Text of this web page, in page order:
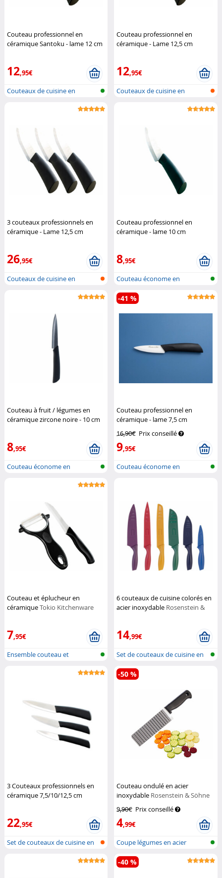
Couteau professionnel en
céramique Santoku - lame 12 cm
12,95€
Couteaux de cuisine en
Couteau professionnel en
céramique - Lame 12,5 cm
12,95€
Couteaux de cuisine en
3 couteaux professionnels en
céramique - Lame 12,5 cm
26,95€
Couteaux de cuisine en
Couteau professionnel en
céramique - lame 10 cm
8,95€
Couteau économe en
céramique
Couteau à fruit / légumes en
céramique zircone noire - 10 cm
8,95€
Couteau économe en
Couteau professionnel en
céramique - lame 7,5 cm
Rosenstein & Söhne
16,90€ Prix conseillé
9,95€
-41 %
Couteau économe en
Couteau et éplucheur en
céramiqueTokio Kitchenware
7,95€
Ensemble couteau et
6 couteaux de cuisine colorés en
acier inoxydable Rosenstein &
14,99€
Set de couteaux de cuisine en
acier...
3 Couteaux professionnels en
céramique 7,5/10/12,5 cm
22,95€
Set de couteaux de cuisine en
Couteau ondulé en acier
inoxydable Rosenstein & Söhne
9,90€ Prix conseillé
4,99€
-50 %
Coupe légumes en acier
inoxydable
-40 %